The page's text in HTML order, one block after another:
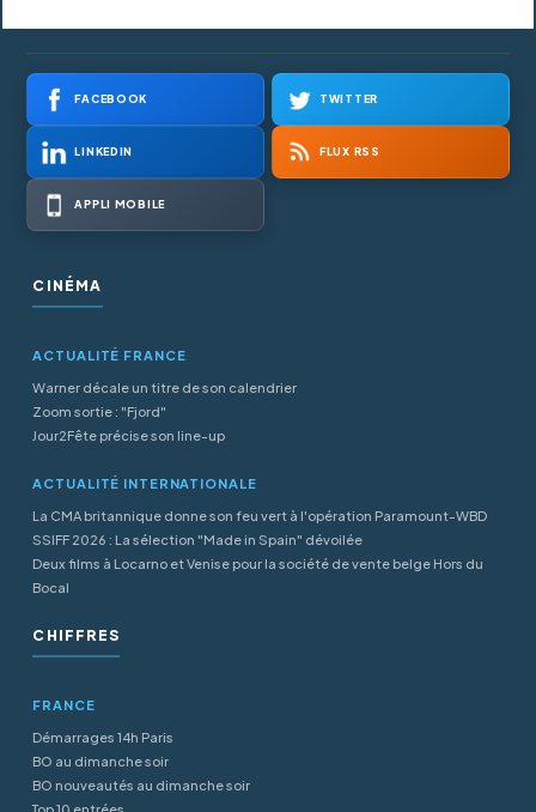
FACEBOOK TWITTER
LINKEDIN FLUX RSS
APPLI MOBILE
CINÉMA
ACTUALITÉ FRANCE
Warner décale un titre de son calendrier
Zoom sortie : "Fjord"
Jour2Fête précise son line-up
ACTUALITÉ INTERNATIONALE
La CMA britannique donne son feu vert à l'opération Paramount-WBD
SSIFF 2026 : La sélection "Made in Spain" dévoilée
Deux films à Locarno et Venise pour la société de vente belge Hors du
Bocal
CHIFFRES
FRANCE
Démarrages 14h Paris
BO au dimanche soir
BO nouveautés au dimanche soir
Top 10 entrées